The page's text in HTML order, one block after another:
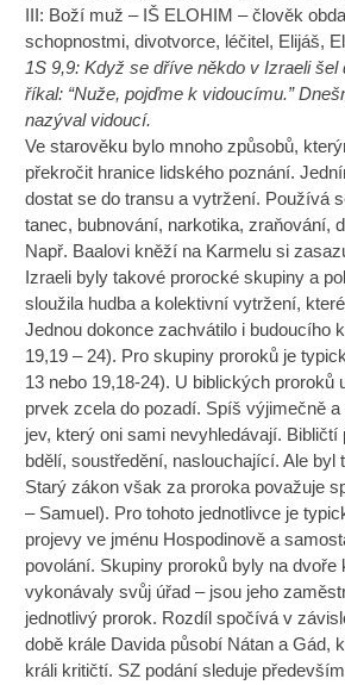
III: Boží muž – IŠ ELOHIM – člověk
schopnostmi, divotvorce, léčitel, Elijáš,
1S 9,9: Když se dříve někdo v Izraeli šel
říkal: “Nuže, pojďme k vidoucímu.”
nazýval vidoucí.
Ve starověku bylo mnoho způsobů,
překročit hranice lidského poznání.
dostat se do transu a vytržení. Používá
tanec, bubnování, narkotika, zraňování,
Např. Baalovi kněží na Karmelu si
Izraeli byly takové prorocké skupiny a
sloužila hudba a kolektivní vytržení,
Jednou dokonce zachvátilo i budoucího
19,19 – 24). Pro skupiny proroků je
13 nebo 19,18-24). U biblických proroků
prvek zcela do pozadí. Spíš výjimečně
jev, který oni sami nevyhledávají. Bibličtí
bdělí, soustředění, naslouchající. Ale byl
Starý zákon však za proroka považuje
– Samuel). Pro tohoto jednotlivce je
projevy ve jménu Hospodinově a
povolání. Skupiny proroků byly na dvoře
vykonávaly svůj úřad – jsou jeho
jednotlivý prorok. Rozdíl spočívá v
době krále Davida působí Nátan a Gád,
králi kritičtí. SZ podání sleduje